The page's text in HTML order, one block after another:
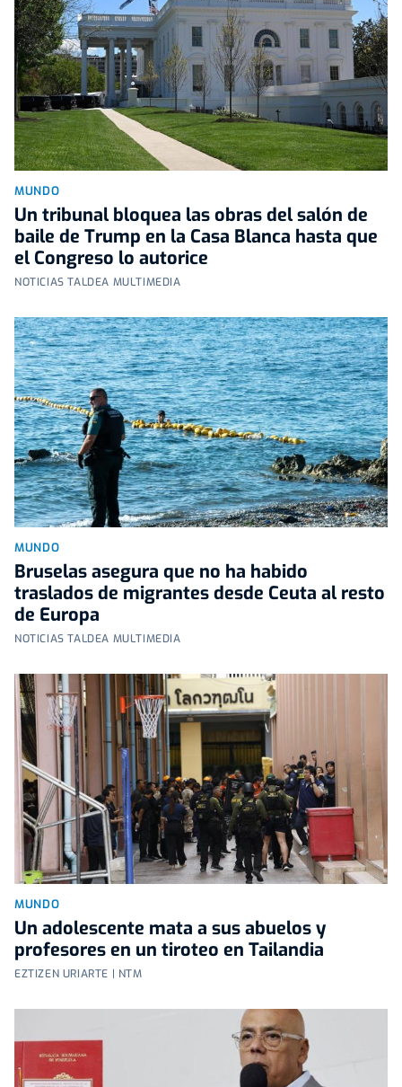
MUNDO
Un tribunal bloquea las obras del salón de
baile de Trump en la Casa Blanca hasta que
el Congreso lo autorice
NOTICIAS TALDEA MULTIMEDIA
MUNDO
Bruselas asegura que no ha habido
traslados de migrantes desde Ceuta al resto
de Europa
NOTICIAS TALDEA MULTIMEDIA
MUNDO
Un adolescente mata a sus abuelos y
profesores en un tiroteo en Tailandia
EZTIZEN URIARTE | NTM